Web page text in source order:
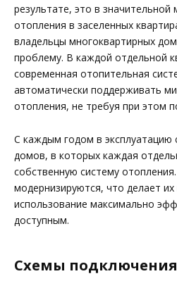
результате, это в
отопления в заселенных
владельцы многоквартирных
проблему. В каждой отдельной
современная отопительная
автоматически поддерживать
отопления, не требуя при этом
С каждым годом в эксплуатацию
домов, в которых каждая
собственную систему
модернизируются, что делает их
использование максимально
доступным.
Схемы